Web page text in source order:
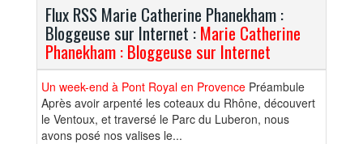
Flux RSS Marie Catherine Phanekham :
Bloggeuse sur Internet :Marie Catherine
Phanekham : Bloggeuse sur Internet
Un week-end à Pont Royal en Provence Préambule
Après avoir arpenté les coteaux du Rhône, découvert
le Ventoux, et traversé le Parc du Luberon, nous
avons posé nos valises le...